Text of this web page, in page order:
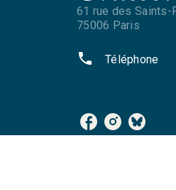
61 rue des Saints-
75006 Paris
phone Téléphone